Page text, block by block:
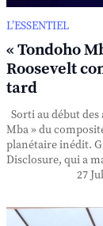
L’ESSENTIEL
« Tondoho
Roosevelt
tard
Sorti au début
Mba » du
planétaire inédit.
Disclosure, qui a
27